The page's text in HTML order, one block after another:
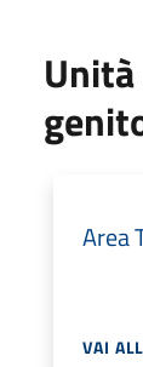
Area
VAI